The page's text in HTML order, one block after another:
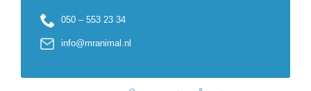
050 – 553 23 34
info@mranimal.nl